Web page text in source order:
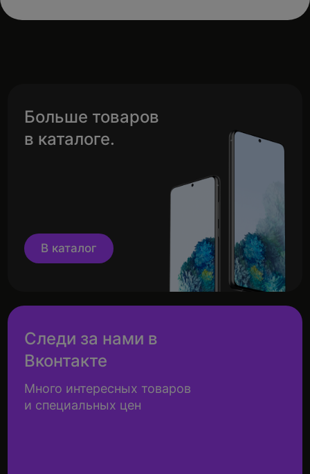
Больше товаров
в каталоге.
В каталог
Следи за нами в
Вконтакте
Много интересных товаров
и специальных цен